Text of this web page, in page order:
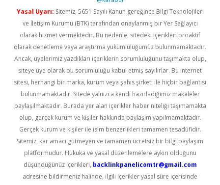
Yasal Uyarı: Sitemiz, 5651 Sayılı Kanun gereğince Bilgi Teknolojileri
ve İletişim Kurumu (BTK) tarafından onaylanmış bir Yer Sağlayıcı
olarak hizmet vermektedir. Bu nedenle, sitedeki içerikleri proaktif
olarak denetleme veya araştırma yükümlülüğümüz bulunmamaktadır.
Ancak, üyelerimiz yazdıkları içeriklerin sorumluluğunu taşımakta olup,
siteye üye olarak bu sorumluluğu kabul etmiş sayılırlar. Bu internet
sitesi, herhangi bir marka, kurum veya şahıs şirketi ile hiçbir bağlantısı
bulunmamaktadır. Sitede yalnızca kendi hazırladığımız makaleler
paylaşılmaktadır. Burada yer alan içerikler haber niteliği taşımamakta
olup, gerçek kurum ve kişiler hakkında paylaşım yapılmamaktadır.
Gerçek kurum ve kişiler ile isim benzerlikleri tamamen tesadüfidir.
Sitemiz, kar amacı gütmeyen ve tamamen ücretsiz bir bilgi paylaşım
platformudur. Hukuka ve yasal düzenlemelere aykırı olduğunu
düşündüğünüz içerikleri, backlinkpanelicomtr@gmail.com
adresine bildirmeniz halinde, ilgili içerikler yasal süre içerisinde